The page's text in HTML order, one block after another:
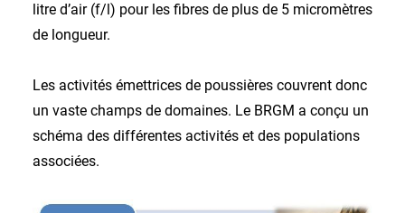
litre d’air (f/l) pour les fibres de plus de 5 micromètres
de longueur.
Les activités émettrices de poussières couvrent donc
un vaste champs de domaines. Le BRGM a conçu un
schéma des différentes activités et des populations
associées.